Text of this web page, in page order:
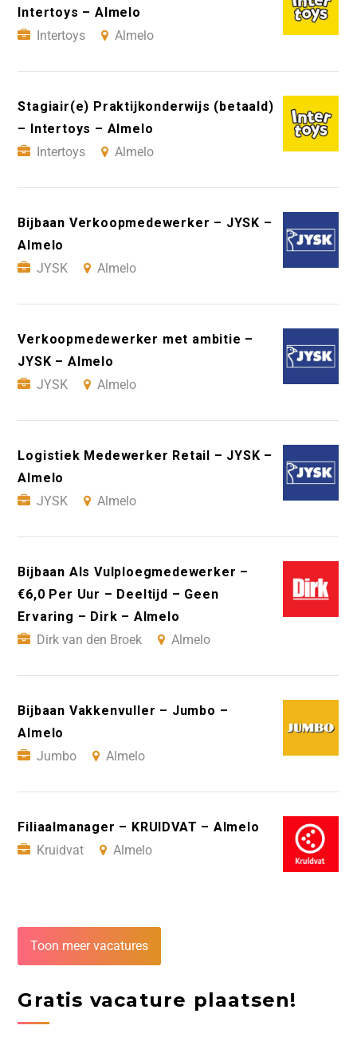
Intertoys – Almelo
Intertoys
Almelo
Stagiair(e) Praktijkonderwijs (betaald)
– Intertoys – Almelo
Intertoys
Almelo
Bijbaan Verkoopmedewerker – JYSK –
Almelo
JYSK
Almelo
Verkoopmedewerker met ambitie –
JYSK – Almelo
JYSK
Almelo
Logistiek Medewerker Retail – JYSK –
Almelo
JYSK
Almelo
Bijbaan Als Vulploegmedewerker –
€6,0 Per Uur – Deeltijd – Geen
Ervaring – Dirk – Almelo
Dirk van den Broek
Almelo
Bijbaan Vakkenvuller – Jumbo –
Almelo
Jumbo
Almelo
Filiaalmanager – KRUIDVAT – Almelo
Kruidvat
Almelo
Toon meer vacatures
Gratis vacature plaatsen!